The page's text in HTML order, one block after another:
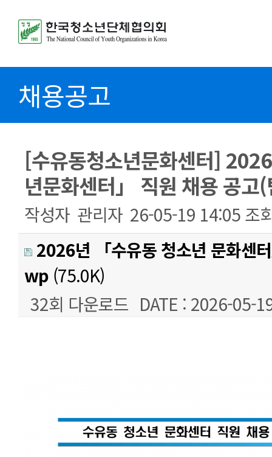
채용공고
[수유동청소년문화센터]
년문화센터」 직원 채용 공고
작성자 관리자 26-05-19 14:05 조
2026년 「수유동 청소년 문화센
wp (75.0K)
32회 다운로드 DATE : 2026-05-